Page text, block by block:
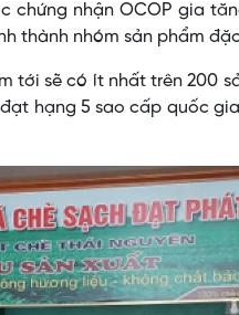
chứng nhận OCOP gia
thành nhóm sản phẩm
tới sẽ có ít nhất trên 200
hạng 5 sao cấp quốc